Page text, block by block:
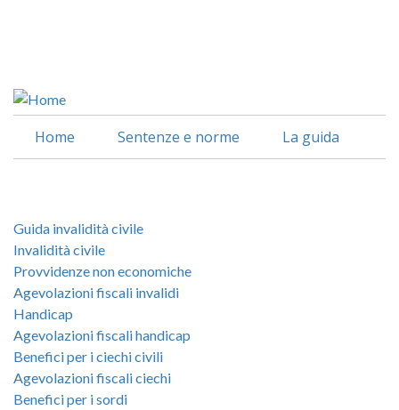
Home Sentenze e norme La guida
Guida invalidità civile
Invalidità civile
Provvidenze non economiche
Agevolazioni fiscali invalidi
Handicap
Agevolazioni fiscali handicap
Benefici per i ciechi civili
Agevolazioni fiscali ciechi
Benefici per i sordi